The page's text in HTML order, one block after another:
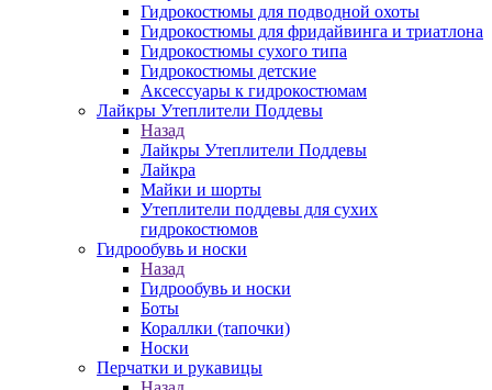
Гидрокостюмы для подводной охоты
Гидрокостюмы для фридайвинга и триатлона
Гидрокостюмы сухого типа
Гидрокостюмы детские
Аксессуары к гидрокостюмам
Лайкры Утеплители Поддевы
Назад
Лайкры Утеплители Поддевы
Лайкра
Майки и шорты
Утеплители поддевы для сухих
гидрокостюмов
Гидрообувь и носки
Назад
Гидрообувь и носки
Боты
Кораллки (тапочки)
Носки
Перчатки и рукавицы